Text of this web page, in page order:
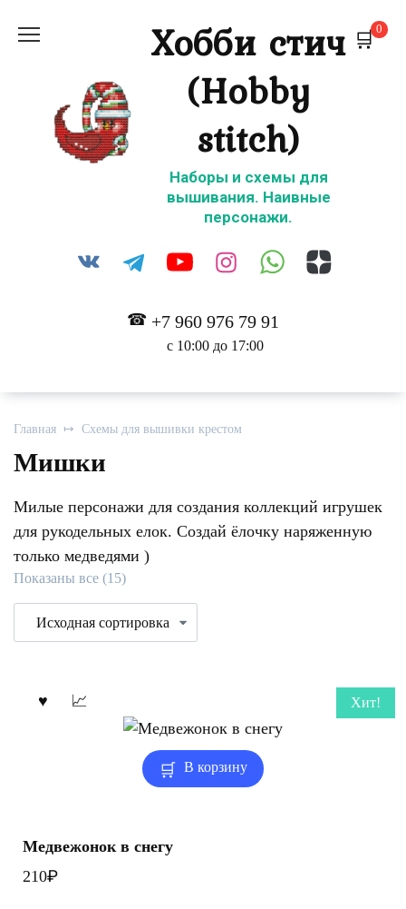
Хобби стич
(Hobby
stitch)
Наборы и схемы для
вышивания. Наивные
персонажи.
+7 960 976 79 91
с 10:00 до 17:00
0
Главная Схемы для вышивки крестом
Мишки
Милые персонажи для создания коллекций игрушек
для рукодельных елок. Создай ёлочку наряженную
только медведями )
Показаны все (15)
В корзину
Хит!
Медвежонок в снегу
210₽